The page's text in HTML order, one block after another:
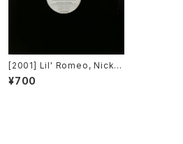
[2001] Lil' Romeo, Nick C
annon & 3LW – Parents J
ust Don't Understand [Ji
¥700